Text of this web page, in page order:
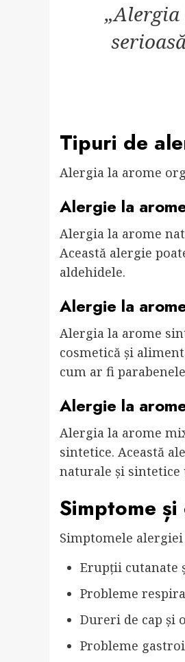
„Alergia
Tipuri de
Alergia la arome
Alergie la
Alergia la arome
Această alergie
aldehidele.
Alergie la
Alergia la arome
cosmetică și
cum ar fi
Alergie la
Alergia la arome
sintetice. Această
naturale și
Simptome
Simptomele
Erupții cutanate
Probleme
Dureri de cap și
Probleme